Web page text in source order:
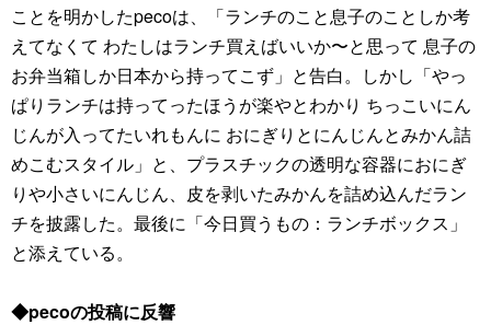
ことを明かしたpecoは、「ランチのこと息子のことしか考
えてなくて わたしはランチ買えばいいか〜と思って 息子の
お弁当箱しか日本から持ってこず」と告白。しかし「やっ
ぱりランチは持ってったほうが楽やとわかり ちっこいにん
じんが入ってたいれもんに おにぎりとにんじんとみかん詰
めこむスタイル」と、プラスチックの透明な容器におにぎ
りや小さいにんじん、皮を剥いたみかんを詰め込んだラン
チを披露した。最後に「今日買うもの：ランチボックス」
と添えている。
◆pecoの投稿に反響